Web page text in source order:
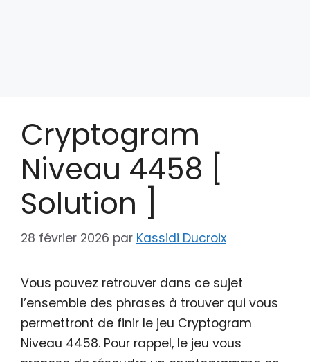
Cryptogram
Niveau 4458 [
Solution ]
28 février 2026 par Kassidi Ducroix
Vous pouvez retrouver dans ce sujet
l’ensemble des phrases à trouver qui vous
permettront de finir le jeu Cryptogram
Niveau 4458. Pour rappel, le jeu vous